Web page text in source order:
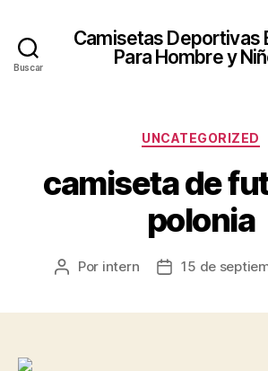
Buscar
Camisetas Deportivas
Para Hombre y
UNCATEGORIZED
camiseta de
polonia
Autor
Por intern
Fecha
15 de